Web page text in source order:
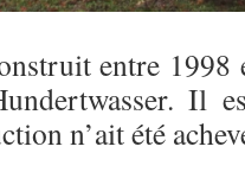
entre
Il
n’ait été